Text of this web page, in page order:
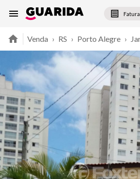
Fatura
Venda › RS › Porto Alegre ›